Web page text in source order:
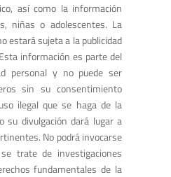
así como la información
niñas o adolescentes. La
estará sujeta a la publicidad
información es parte del
personal y no puede ser
sin su consentimiento
ilegal que se haga de la
su divulgación dará lugar a
No podrá invocarse
trate de investigaciones
fundamentales de la